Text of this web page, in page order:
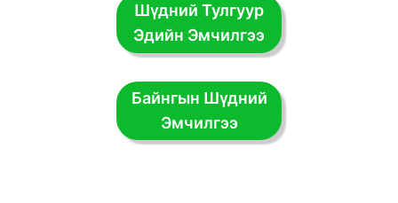
Шүдний Тулгуур
Эдийн Эмчилгээ
Байнгын Шүдний
Эмчилгээ